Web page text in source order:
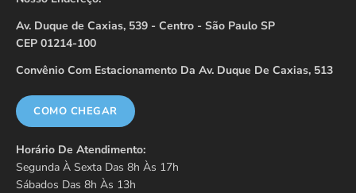
Av. Duque de Caxias, 539 - Centro - São Paulo SP
CEP 01214-100
Convênio Com Estacionamento Da Av. Duque De Caxias, 513
COMO CHEGAR
Horário De Atendimento:
Segunda À Sexta Das 8h Às 17h
Sábados Das 8h Às 13h